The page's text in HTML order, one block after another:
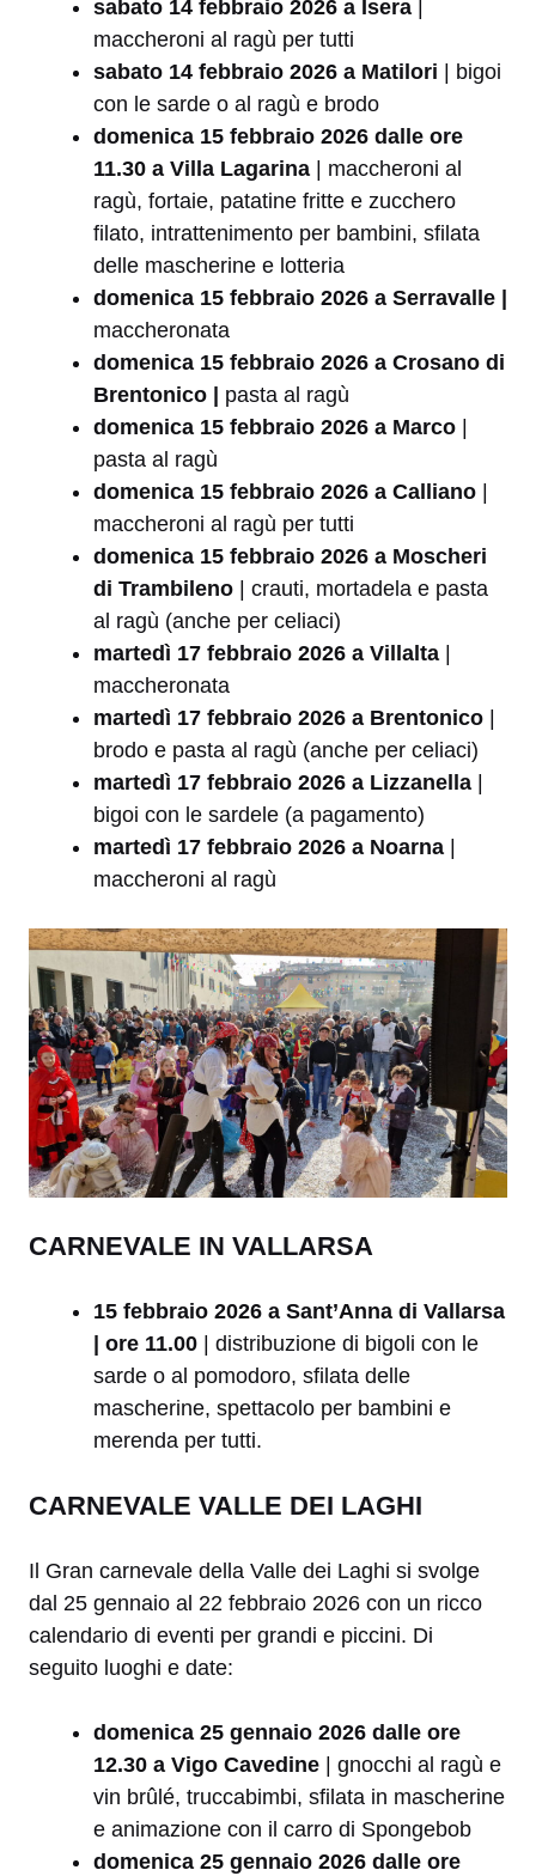
sabato 14 febbraio 2026 a Isera
maccheroni al ragù per tutti
sabato 14 febbraio 2026 a Matilori | bigoi
con le sarde o al ragù e brodo
domenica 15 febbraio 2026 dalle ore
11.30 a Villa Lagarina | maccheroni al
ragù, fortaie, patatine fritte e zucchero
filato, intrattenimento per bambini, sfilata
delle mascherine e lotteria
domenica 15 febbraio 2026 a Serravalle |
maccheronata
domenica 15 febbraio 2026 a Crosano di
Brentonico | pasta al ragù
domenica 15 febbraio 2026 a Marco |
pasta al ragù
domenica 15 febbraio 2026 a Calliano |
maccheroni al ragù per tutti
domenica 15 febbraio 2026 a Moscheri
di Trambileno | crauti, mortadela e pasta
al ragù (anche per celiaci)
martedì 17 febbraio 2026 a Villalta |
maccheronata
martedì 17 febbraio 2026 a Brentonico |
brodo e pasta al ragù (anche per celiaci)
martedì 17 febbraio 2026 a Lizzanella |
bigoi con le sardele (a pagamento)
martedì 17 febbraio 2026 a Noarna |
maccheroni al ragù
CARNEVALE IN VALLARSA
15 febbraio 2026 a Sant’Anna di Vallarsa
| ore 11.00 | distribuzione di bigoli con le
sarde o al pomodoro, sfilata delle
mascherine, spettacolo per bambini e
merenda per tutti.
CARNEVALE VALLE DEI LAGHI
Il Gran carnevale della Valle dei Laghi si svolge
dal 25 gennaio al 22 febbraio 2026 con un ricco
calendario di eventi per grandi e piccini. Di
seguito luoghi e date:
domenica 25 gennaio 2026 dalle ore
12.30 a Vigo Cavedine
| gnocchi al ragù e
vin brûlé, truccabimbi, sfilata in mascherine
e animazione con il carro di Spongebob
domenica 25 gennaio 2026 dalle ore